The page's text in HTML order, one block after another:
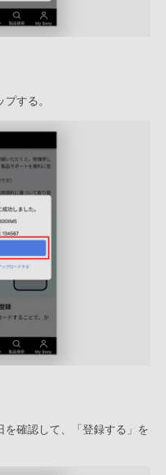
する。
を確認して、「登録する」を